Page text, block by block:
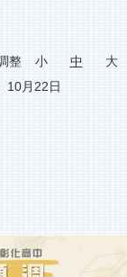
整 小 中
大
10月22日